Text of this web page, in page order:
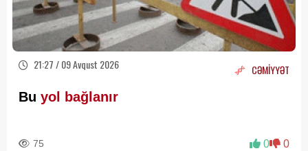
21:27 / 09 Avqust 2026 CƏMİYYƏT
Bu yol bağlanır
75 0 0